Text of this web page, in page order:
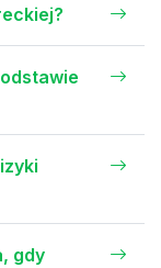
gdy